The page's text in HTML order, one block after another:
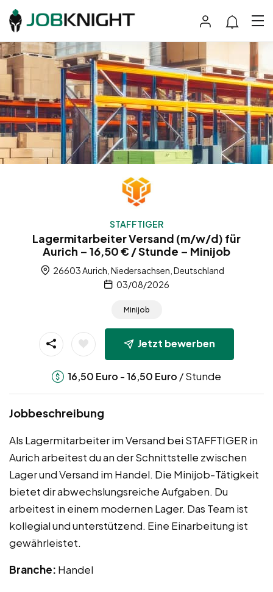
STAFFTIGER
Lagermitarbeiter Versand (m/w/d) für
Aurich – 16,50 € / Stunde – Minijob
26603 Aurich, Niedersachsen, Deutschland
03/08/2026
Minijob
Jetzt bewerben
16,50 Euro -16,50 Euro / Stunde
Jobbeschreibung
Als Lagermitarbeiter im Versand bei STAFFTIGER in
Aurich arbeitest du an der Schnittstelle zwischen
Lager und Versand im Handel. Die Minijob-Tätigkeit
bietet dir abwechslungsreiche Aufgaben. Du
arbeitest in einem modernen Lager. Das Team ist
kollegial und unterstützend. Eine Einarbeitung ist
gewährleistet.
Branche: Handel